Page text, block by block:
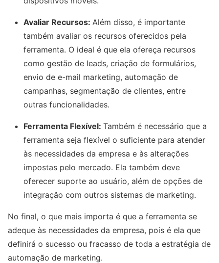
Avaliar Recursos: Além disso, é importante
também avaliar os recursos oferecidos pela
ferramenta. O ideal é que ela ofereça recursos
como gestão de leads, criação de formulários,
envio de e-mail marketing, automação de
campanhas, segmentação de clientes, entre
outras funcionalidades.
Ferramenta Flexível: Também é necessário que a
ferramenta seja flexível o suficiente para atender
às necessidades da empresa e às alterações
impostas pelo mercado. Ela também deve
oferecer suporte ao usuário, além de opções de
integração com outros sistemas de marketing.
No final, o que mais importa é que a ferramenta se
adeque às necessidades da empresa, pois é ela que
definirá o sucesso ou fracasso de toda a estratégia de
automação de marketing.